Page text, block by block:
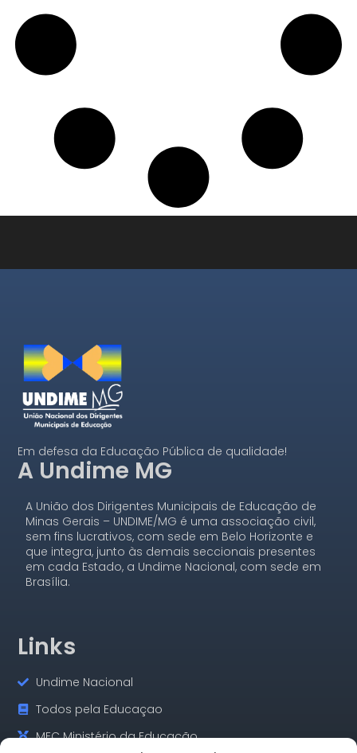
Em defesa da Educação Pública de qualidade!
A Undime MG
A União dos Dirigentes Municipais de Educação de
Minas Gerais – UNDIME/MG é uma associação civil,
sem fins lucrativos, com sede em Belo Horizonte e
que integra, junto às demais seccionais presentes
em cada Estado, a Undime Nacional, com sede em
Brasília.
Links
Undime Nacional
Todos pela Educaçao
MEC Ministério da Educação